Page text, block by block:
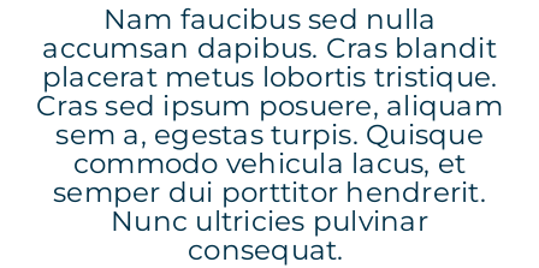
Nam faucibus sed nulla
accumsan dapibus. Cras blandit
placerat metus lobortis tristique.
Cras sed ipsum posuere, aliquam
sem a, egestas turpis. Quisque
commodo vehicula lacus, et
semper dui porttitor hendrerit.
Nunc ultricies pulvinar
consequat.